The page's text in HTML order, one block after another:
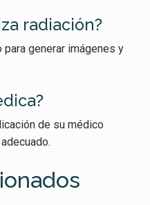
radiación?
generar imágenes y
de su médico